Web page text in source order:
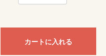
カートに入れる